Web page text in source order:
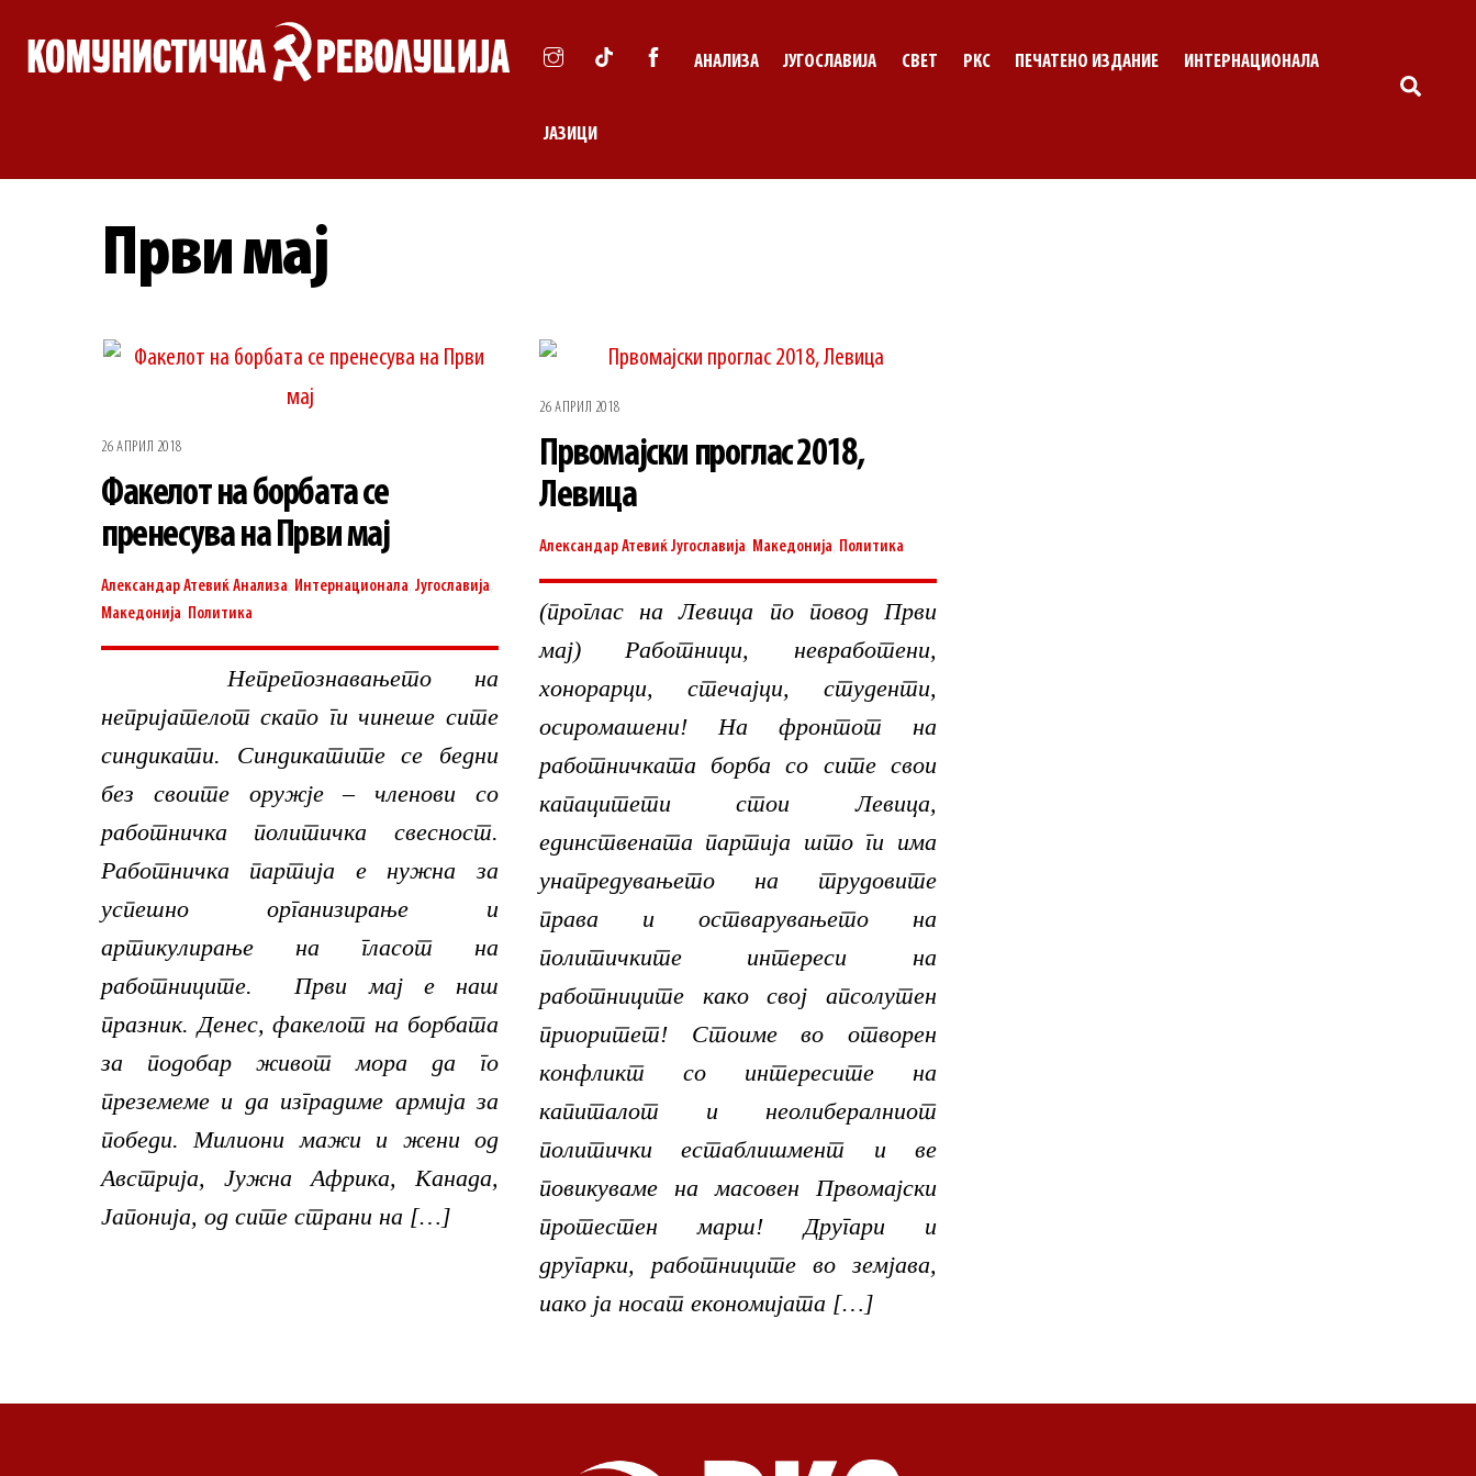
АНАЛИЗА ЈУГОСЛАВИЈА СВЕТ РКС ПЕЧАТЕНО ИЗДАНИЕ ИНТЕРНАЦИОНАЛА
ЈАЗИЦИ
Први мај
26 АПРИЛ 2018
Факелот на борбата се
пренесува на Први мај
Александар АтевиќАнализа Интернационала Југославија
Македонија
Политика
Непрепознавањето на
непријателот скапо ги чинеше сите
синдикати. Синдикатите се бедни
без своите оружје – членови со
работничка политичка свесност.
Работничка партија е нужна за
успешно организирање и
артикулирање на гласот на
работниците. Први мај е наш
празник. Денес, факелот на борбата
за подобар живот мора да го
преземеме и да изградиме армија за
победи. Милиони мажи и жени од
Австрија, Јужна Африка, Канада,
Јапонија, од сите страни на […]
26 АПРИЛ 2018
Првомајски проглас 2018,
Левица
Александар АтевиќЈугославија Македонија Политика
(проглас на Левица по повод Први
мај) Работници, невработени,
хонорарци, стечајци, студенти,
осиромашени! На фронтот на
работничката борба со сите свои
капацитети стои Левица,
единствената партија што ги има
унапредувањето на трудовите
права и остварувањето на
политичките интереси на
работниците како свој апсолутен
приоритет! Стоиме во отворен
конфликт со интересите на
капиталот и неолибералниот
политички естаблишмент и ве
повикуваме на масовен Првомајски
протестен марш! Другари и
другарки, работниците во земјава,
иако ја носат економијата […]